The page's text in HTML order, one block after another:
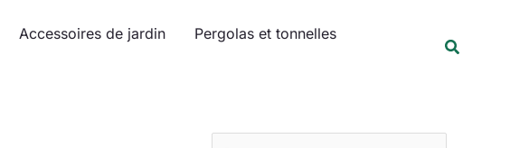
Accessoires de jardin
Pergolas et tonnelles